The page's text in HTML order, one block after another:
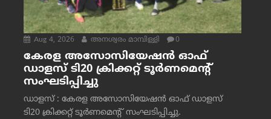
Aug 4, 2026 അനശ്വരം മാമ്പിള്ളി 0
കേരള അസോസിയേഷൻ ഓഫ്
ഡാളസ് ടി20 ക്രിക്കറ്റ് ടൂർണമെന്റ്
സംഘടിപ്പിച്ചു
ഡാളസ് : കേരള അസോസിയേഷൻ ഓഫ് ഡാളസ്
ടി20 ക്രിക്കറ്റ് ടൂർണമെന്റ് സംഘടിപ്പിച്ചു.